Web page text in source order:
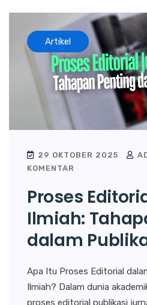
Artikel
29 OKTOBER 2025
KOMENTAR
Proses
Ilmiah:
dalam
Apa Itu Proses Editorial
Ilmiah? Dalam dunia
proses editorial publikasi